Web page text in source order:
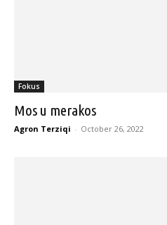
Fokus
Mos u merakos
Agron Terziqi - October 26, 2022